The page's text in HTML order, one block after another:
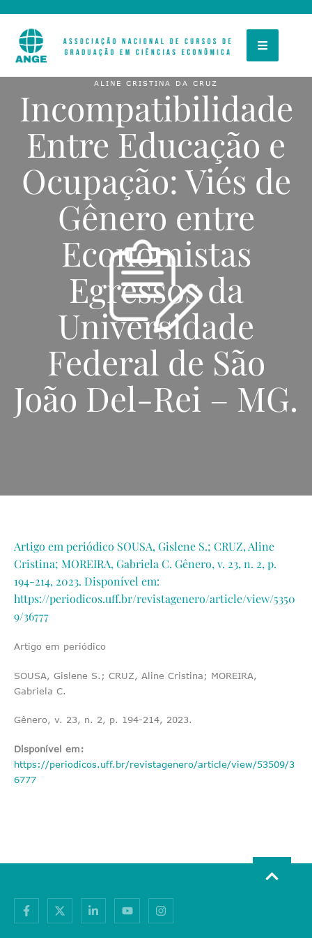
ALINE CRISTINA DA CRUZ
Incompatibilidade
Entre Educação e
Ocupação: Viés de
Gênero entre
Economistas
Egressos da
Universidade
Federal de São
João Del-Rei – MG.
Artigo em periódico SOUSA, Gislene S.; CRUZ, Aline
Cristina; MOREIRA, Gabriela C. Gênero, v. 23, n. 2, p.
194-214, 2023. Disponível em:
https://periodicos.uff.br/revistagenero/article/view/5350
9/36777
Artigo em periódico
SOUSA, Gislene S.; CRUZ, Aline Cristina; MOREIRA,
Gabriela C.
Gênero, v. 23, n. 2, p. 194-214, 2023.
Disponível em:
https://periodicos.uff.br/revistagenero/article/view/53509/3
6777